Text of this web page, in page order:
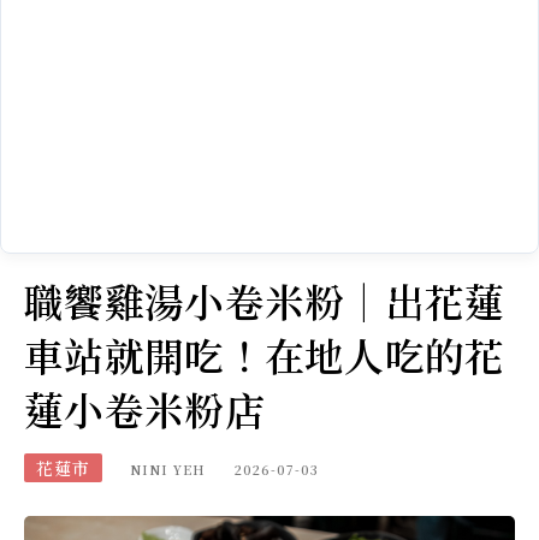
職饗雞湯小卷米粉｜出花蓮
車站就開吃！在地人吃的花
蓮小卷米粉店
花蓮市 NINI YEH 2026-07-03